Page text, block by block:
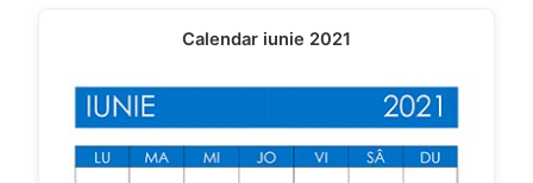
Calendar iunie 2021